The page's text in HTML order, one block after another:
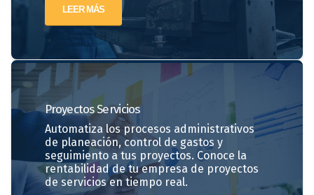
LEER MÁS
ProyectosServicios
Automatiza los procesos administrativos
de planeación, control de gastos y
seguimiento a tus proyectos. Conoce la
rentabilidad de tu empresa de proyectos
de servicios en tiempo real.